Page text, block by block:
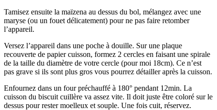
Tamisez ensuite la maïzena au dessus du bol, mélangez avec une
maryse (ou un fouet délicatement) pour ne pas faire retomber
l’appareil.
Versez l’appareil dans une poche à douille. Sur une plaque
recouverte de papier cuisson, formez 2 cercles en faisant une spirale
de la taille du diamètre de votre cercle (pour moi 18cm). Ce n’est
pas grave si ils sont plus gros vous pourrez détailler après la cuisson.
Enfournez dans un four préchauffé à 180° pendant 12min. La
cuisson du biscuit cuillère va assez vite. Il doit juste être coloré sur le
dessus pour rester moelleux et souple. Une fois cuit, réservez.